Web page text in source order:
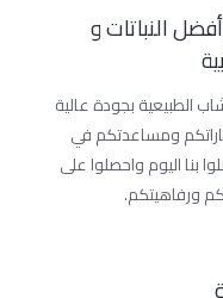
النباتات و
الطبيعية بجودة عالية
ومساعدتكم في
بنا اليوم واحصلوا على
ورفاهيتكم.